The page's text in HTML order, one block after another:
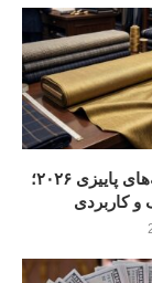
بهترین پارچه‌های پاییزی ۲۰۲۶؛
و کاربردی